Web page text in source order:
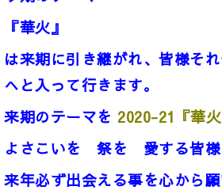
『華火』
は来期に引き継がれ、皆様そ
へと入って行きます。
来期のテーマを 2020-21 『華火
よさこいを 祭を 愛する皆様
来年必ず出会える事を心から願